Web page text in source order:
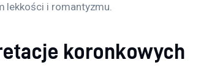
lekkości i romantyzmu.
koronkowych